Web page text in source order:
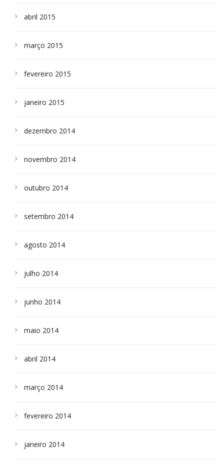
abril 2015
março 2015
fevereiro 2015
janeiro 2015
dezembro 2014
novembro 2014
outubro 2014
setembro 2014
agosto 2014
julho 2014
junho 2014
maio 2014
abril 2014
março 2014
fevereiro 2014
janeiro 2014